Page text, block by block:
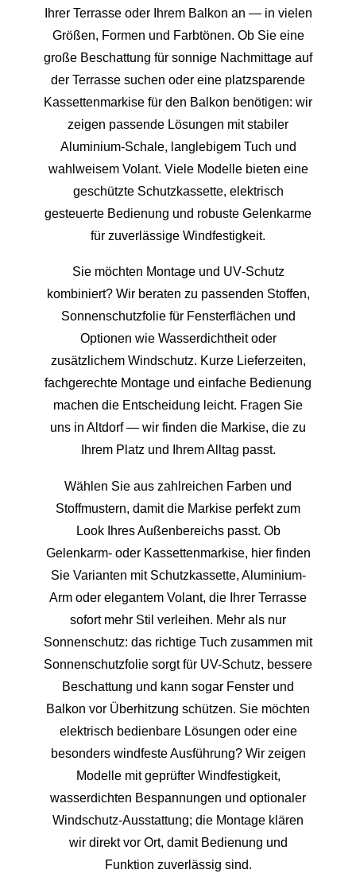
Ihrer Terrasse oder Ihrem Balkon an — in vielen
Größen, Formen und Farbtönen. Ob Sie eine
große Beschattung für sonnige Nachmittage auf
der Terrasse suchen oder eine platzsparende
Kassettenmarkise für den Balkon benötigen: wir
zeigen passende Lösungen mit stabiler
Aluminium‑Schale, langlebigem Tuch und
wahlweisem Volant. Viele Modelle bieten eine
geschützte Schutzkassette, elektrisch
gesteuerte Bedienung und robuste Gelenkarme
für zuverlässige Windfestigkeit.
Sie möchten Montage und UV‑Schutz
kombiniert? Wir beraten zu passenden Stoffen,
Sonnenschutzfolie für Fensterflächen und
Optionen wie Wasserdichtheit oder
zusätzlichem Windschutz. Kurze Lieferzeiten,
fachgerechte Montage und einfache Bedienung
machen die Entscheidung leicht. Fragen Sie
uns in Altdorf — wir finden die Markise, die zu
Ihrem Platz und Ihrem Alltag passt.
Wählen Sie aus zahlreichen Farben und
Stoffmustern, damit die Markise perfekt zum
Look Ihres Außenbereichs passt. Ob
Gelenkarm- oder Kassettenmarkise, hier finden
Sie Varianten mit Schutzkassette, Aluminium-
Arm oder elegantem Volant, die Ihrer Terrasse
sofort mehr Stil verleihen. Mehr als nur
Sonnenschutz: das richtige Tuch zusammen mit
Sonnenschutzfolie sorgt für UV-Schutz, bessere
Beschattung und kann sogar Fenster und
Balkon vor Überhitzung schützen. Sie möchten
elektrisch bedienbare Lösungen oder eine
besonders windfeste Ausführung? Wir zeigen
Modelle mit geprüfter Windfestigkeit,
wasserdichten Bespannungen und optionaler
Windschutz-Ausstattung; die Montage klären
wir direkt vor Ort, damit Bedienung und
Funktion zuverlässig sind.